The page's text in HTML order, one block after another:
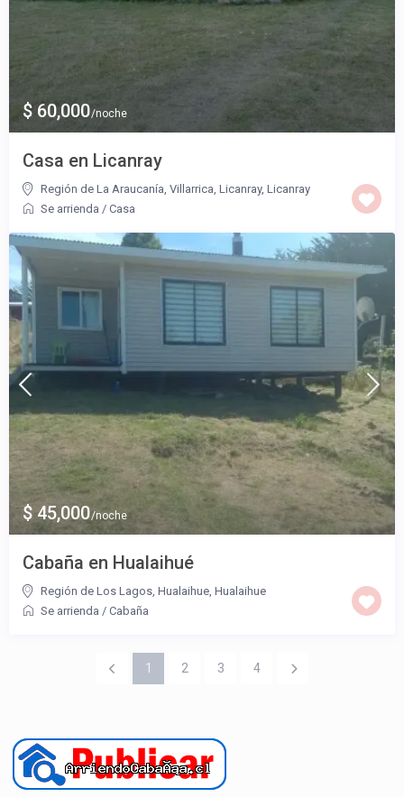
$ 60,000/noche
Casa en Licanray
Región de La Araucanía, Villarrica, Licanray,Licanray
Se arrienda /Casa
$ 45,000/noche
Cabaña en Hualaihué
Región de Los Lagos, Hualaihue,Hualaihue
Se arrienda /Cabaña
1 2 3 4